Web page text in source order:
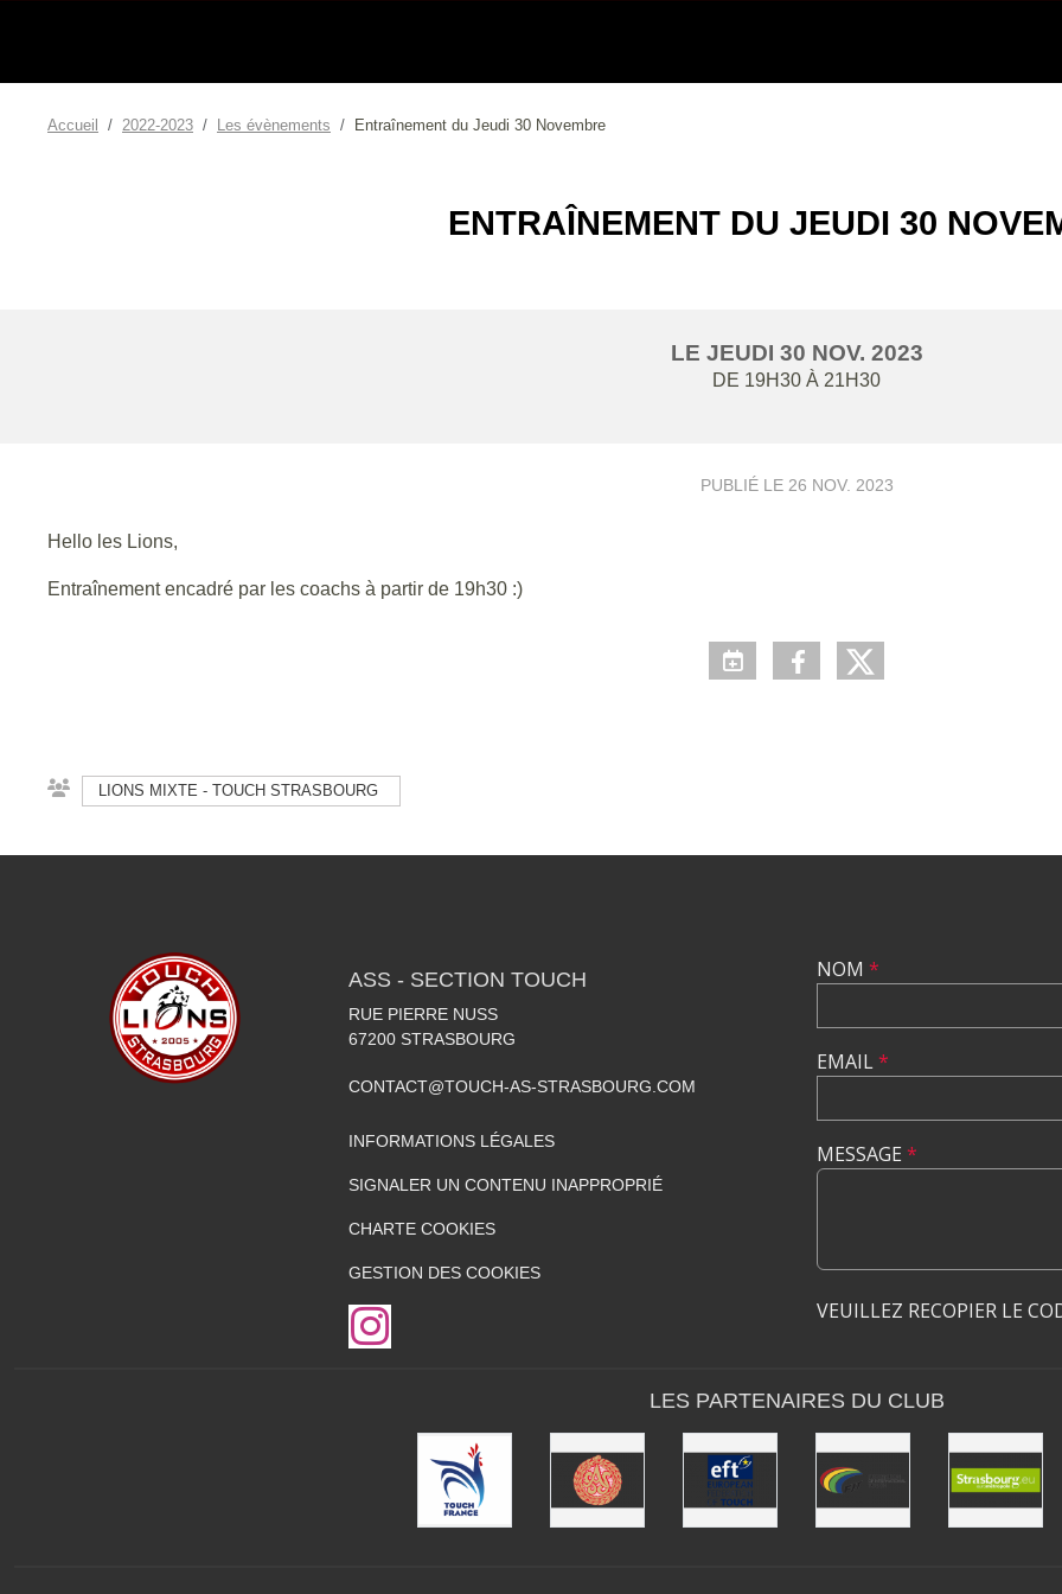
Accueil 2022-2023 Les évènements Entraînement du Jeudi 30 Novembre
ENTRAÎNEMENT DU JEUDI 30
LE JEUDI 30 NOV. 2023
DE 19H30 À 21H30
PUBLIÉ LE 26 NOV. 2023
Hello les Lions,
Entraînement encadré par les coachs à partir de 19h30 :)
LIONS MIXTE - TOUCH STRASBOURG
ASS - SECTION TOUCH
RUE PIERRE NUSS
67200 STRASBOURG
CONTACT@TOUCH-AS-STRASBOURG.COM
INFORMATIONS LÉGALES
SIGNALER UN CONTENU INAPPROPRIÉ
CHARTE COOKIES
GESTION DES COOKIES
NOM *
EMAIL*
MESSAGE *
VEUILLEZ RECOPIER LE
LES PARTENAIRES DU CLUB